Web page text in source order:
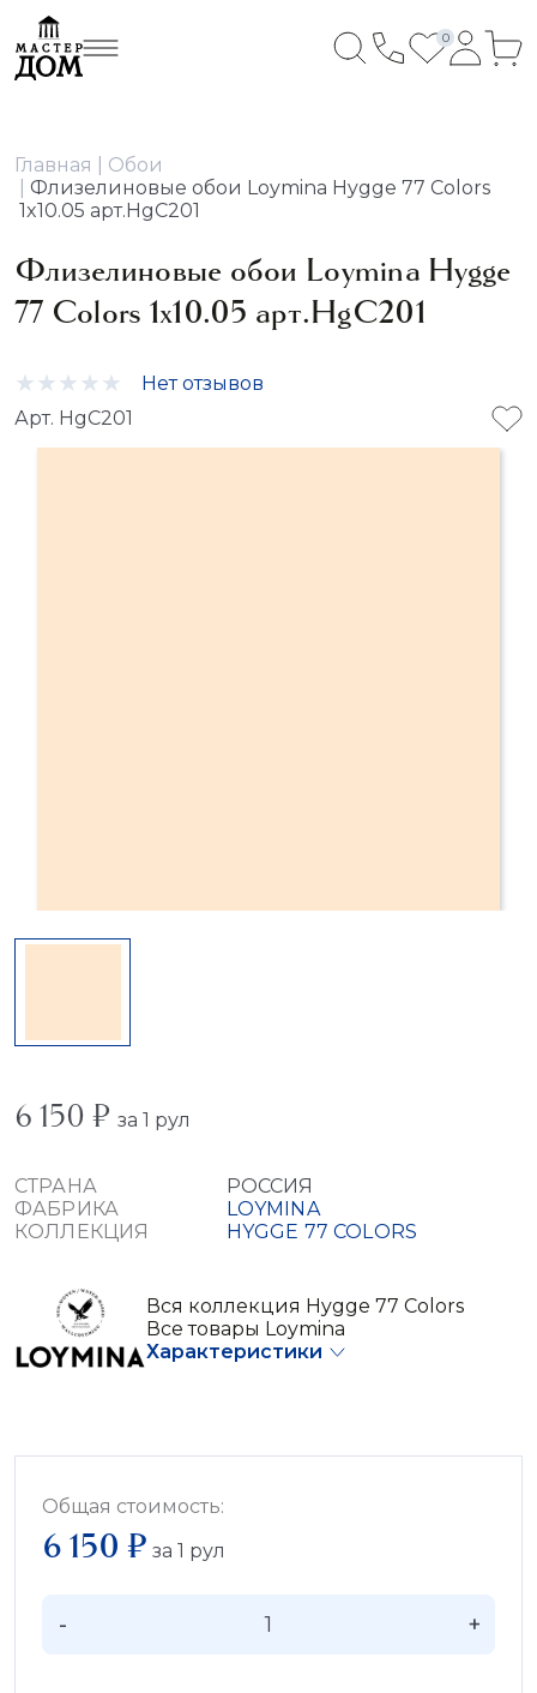
0
Главная
Обои
Флизелиновые обои Loymina Hygge 77 Colors
1x10.05 арт.HgC201
Флизелиновые обои Loymina Hygge
77 Colors 1x10.05 арт.HgC201
Нет отзывов
Арт. HgC201
6 150 ₽ за 1 рул
СТРАНА
РОССИЯ
ФАБРИКА
LOYMINA
КОЛЛЕКЦИЯ
HYGGE 77 COLORS
Вся коллекция Hygge 77 Colors
Все товары Loymina
Характеристики
Общая стоимость:
6 150 ₽ за 1 рул
- +